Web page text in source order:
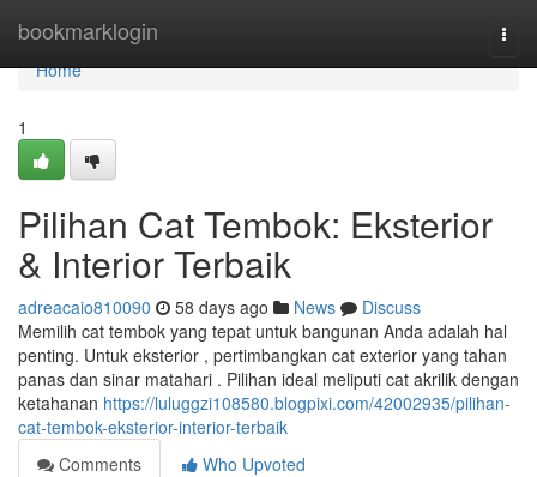
bookmarklogin
Home
Home
1
Pilihan Cat Tembok: Eksterior
& Interior Terbaik
adreacaio810090 58 days ago News
Discuss
Memilih cat tembok yang tepat untuk bangunan Anda adalah hal
penting. Untuk eksterior , pertimbangkan cat exterior yang tahan
panas dan sinar matahari . Pilihan ideal meliputi cat akrilik dengan
ketahanan https://luluggzi108580.blogpixi.com/42002935/pilihan-
cat-tembok-eksterior-interior-terbaik
Comments
Who Upvoted